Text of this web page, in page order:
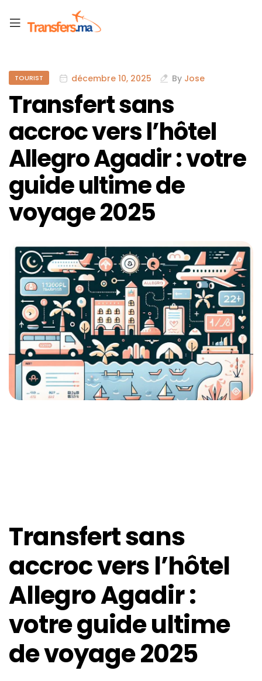
TOURIST décembre 10, 2025 By Jose
Transfert sans
accroc vers l’hôtel
Allegro Agadir : votre
guide ultime de
voyage 2025
Transfert sans
accroc vers l’hôtel
Allegro Agadir :
votre guide ultime
de voyage 2025